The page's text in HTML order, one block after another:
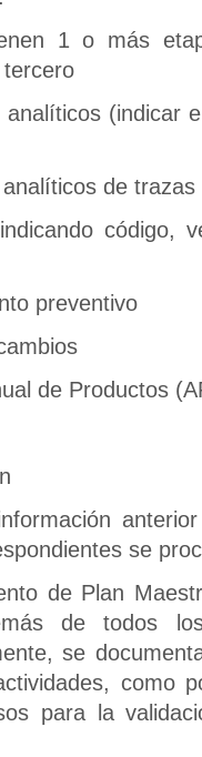
1 o más
(indicar
de
código,
preventivo
de Productos
se
de Plan
de todos
se
como
para la